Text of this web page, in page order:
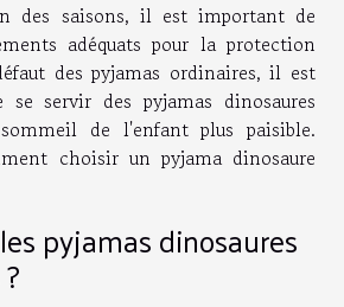
des saisons, il est important de
adéquats pour la protection
des pyjamas ordinaires, il est
se servir des pyjamas dinosaures
de l'enfant plus paisible.
choisir un pyjama dinosaure
pyjamas dinosaures